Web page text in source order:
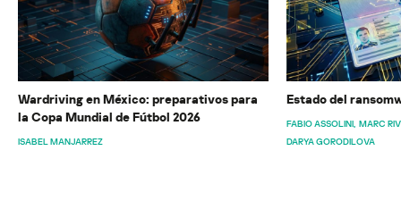
Wardriving en México: preparativos para
la Copa Mundial de Fútbol 2026
ISABEL MANJARREZ
Estado del
FABIO ASSOLINI MARC
DARYA GORODILOVA